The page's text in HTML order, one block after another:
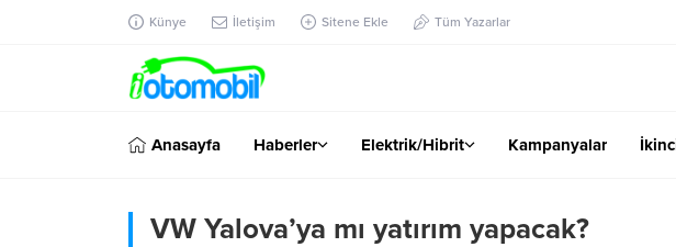
Künye İletişim Sitene Ekle Tüm Yazarlar
Anasayfa Haberler Elektrik/Hibrit Kampanyalar
VW Yalova’ya mı yatırım yapacak?